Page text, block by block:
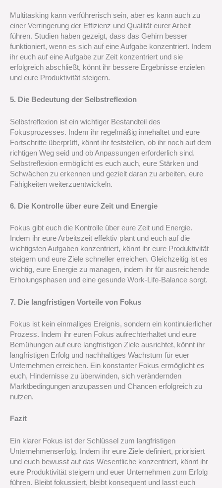
Multitasking kann verführerisch sein, aber es kann auch zu
einer Verringerung der Effizienz und Qualität eurer Arbeit
führen. Studien haben gezeigt, dass das Gehirn besser
funktioniert, wenn es sich auf eine Aufgabe konzentriert. Indem
ihr euch auf eine Aufgabe zur Zeit konzentriert und sie
erfolgreich abschließt, könnt ihr bessere Ergebnisse erzielen
und eure Produktivität steigern.
5. Die Bedeutung der Selbstreflexion
Selbstreflexion ist ein wichtiger Bestandteil des
Fokusprozesses. Indem ihr regelmäßig innehaltet und eure
Fortschritte überprüft, könnt ihr feststellen, ob ihr noch auf dem
richtigen Weg seid und ob Anpassungen erforderlich sind.
Selbstreflexion ermöglicht es euch auch, eure Stärken und
Schwächen zu erkennen und gezielt daran zu arbeiten, eure
Fähigkeiten weiterzuentwickeln.
6. Die Kontrolle über eure Zeit und Energie
Fokus gibt euch die Kontrolle über eure Zeit und Energie.
Indem ihr eure Arbeitszeit effektiv plant und euch auf die
wichtigsten Aufgaben konzentriert, könnt ihr eure Produktivität
steigern und eure Ziele schneller erreichen. Gleichzeitig ist es
wichtig, eure Energie zu managen, indem ihr für ausreichende
Erholungsphasen und eine gesunde Work-Life-Balance sorgt.
7. Die langfristigen Vorteile von Fokus
Fokus ist kein einmaliges Ereignis, sondern ein kontinuierlicher
Prozess. Indem ihr euren Fokus aufrechterhaltet und eure
Bemühungen auf eure langfristigen Ziele ausrichtet, könnt ihr
langfristigen Erfolg und nachhaltiges Wachstum für euer
Unternehmen erreichen. Ein konstanter Fokus ermöglicht es
euch, Hindernisse zu überwinden, sich verändernden
Marktbedingungen anzupassen und Chancen erfolgreich zu
nutzen.
Fazit
Ein klarer Fokus ist der Schlüssel zum langfristigen
Unternehmenserfolg. Indem ihr eure Ziele definiert, priorisiert
und euch bewusst auf das Wesentliche konzentriert, könnt ihr
eure Produktivität steigern und euer Unternehmen zum Erfolg
führen. Bleibt fokussiert, bleibt konsequent und lasst euch